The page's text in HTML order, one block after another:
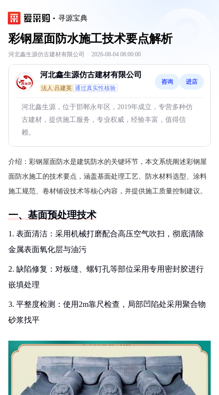
寻源宝典
彩钢屋面防水施工技术要点解析
河北鑫生源仿古建材有限公司 · 2026-08-04 08:00:00
河北鑫生源仿古建材有限公司
法人:吕建英 通过真实性核验
咨询 进店
河北鑫生源，位于邯郸永年区，2019年成立，专营多种仿
古建材，提供施工服务，专业权威，经验丰富，值得信
赖。
介绍： 彩钢屋面防水是建筑防水的关键环节，本文系统阐述彩钢屋
面防水施工的技术要点，涵盖基面处理工艺、防水材料选型、涂料
施工规范、卷材铺设技术等核心内容，并提供施工质量控制建议。
一、基面预处理技术
1. 表面清洁：采用机械打磨配合高压空气吹扫，彻底清除
金属表面氧化层与油污
2. 缺陷修复：对板缝、螺钉孔等部位采用专用密封胶进行
嵌填处理
3. 平整度检测：使用2m靠尺检查，局部凹陷处采用聚合物
砂浆找平